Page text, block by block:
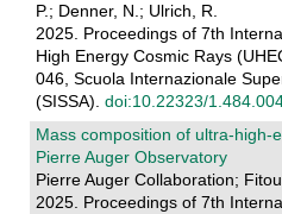
P.; Denner, N.; Ulrich, R.
2025. Proceedings of 7th
High Energy Cosmic Rays
046, Scuola Internazionale
(SISSA). doi:10.22323/
Mass composition of ultra-high-
Pierre Auger Observatory
Pierre Auger Collaboration;
2025. Proceedings of 7th